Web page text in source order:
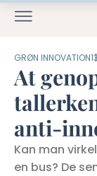
GRØN INNOVATION
At
anti-
Kan man
en bus? De